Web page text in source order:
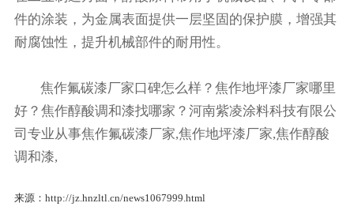
件的涂装，为金属表面提供一层坚固的保护膜，增强其
耐腐蚀性，提升机械部件的耐用性。
焦作氟碳漆厂家口碑怎么样？焦作地坪漆厂家哪里
好？焦作醇酸调和漆找哪家？河南紫凌涂料科技有限公
司专业从事焦作氟碳漆厂家,焦作地坪漆厂家,焦作醇酸
调和漆,
来源：http://jz.hnzltl.cn/news1067999.html